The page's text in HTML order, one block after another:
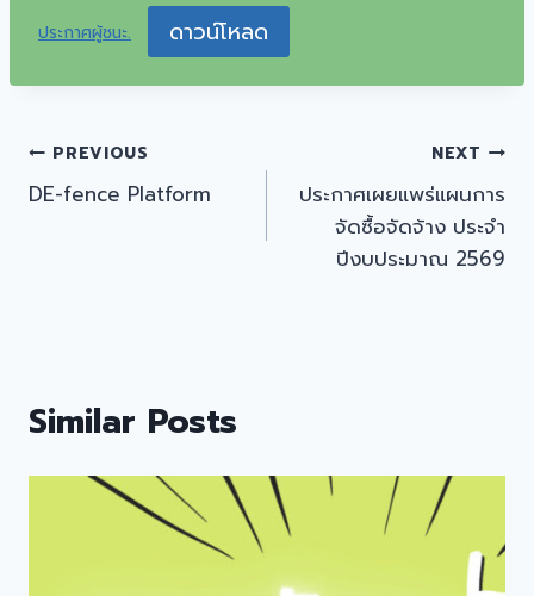
ประกาศผู้ชนะ. ดาวน์โหลด
แนะแนว
เรื่อง
PREVIOUS
DE-fence Platform
NEXT
ประกาศเผยแพร่แผนการ
จัดซื้อจัดจ้าง ประจำ
ปีงบประมาณ 2569
Similar Posts